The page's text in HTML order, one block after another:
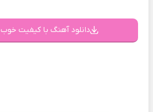
دانلود آهنگ با کیفیت خوب 128